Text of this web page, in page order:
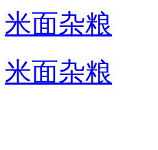
米面杂粮
米面杂粮